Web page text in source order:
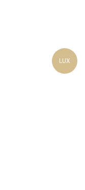
LUX